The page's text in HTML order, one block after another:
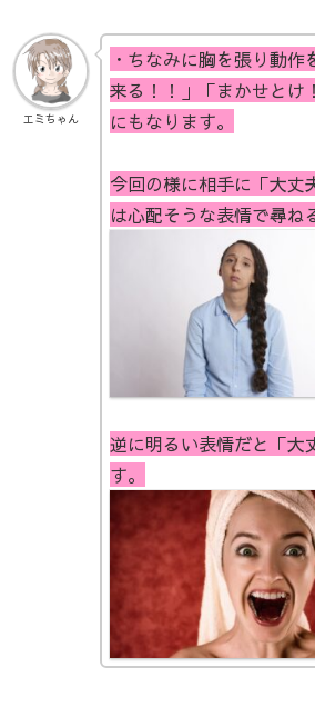
エミちゃん
・ちなみに胸を張り動
来る！！」「まかせとけ
にもなります。
今回の様に相手に「大丈
は心配そうな表情で尋ね
逆に明るい表情だと「
す。